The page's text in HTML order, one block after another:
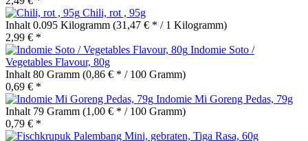
Chili, rot , 95g
Inhalt 0.095 Kilogramm (31,47 € * / 1 Kilogramm)
2,99 € *
Indomie Soto /
Vegetables Flavour, 80g
Inhalt 80 Gramm (0,86 € * / 100 Gramm)
0,69 € *
Indomie Mi Goreng Pedas, 79g
Inhalt 79 Gramm (1,00 € * / 100 Gramm)
0,79 € *